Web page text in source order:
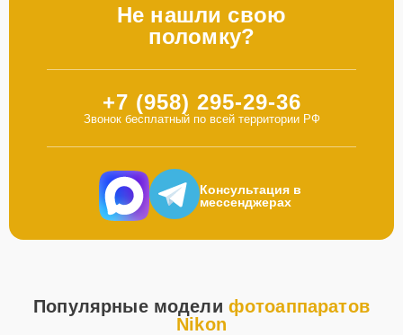
Не нашли свою
поломку?
+7 (958) 295-29-36
Звонок бесплатный по всей территории РФ
Консультация в
мессенджерах
Популярные модели фотоаппаратов
Nikon